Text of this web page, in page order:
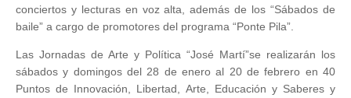
conciertos y lecturas en voz alta, además de los “Sábados de
baile” a cargo de promotores del programa “Ponte Pila”.
Las Jornadas de Arte y Política “José Martí”se realizarán los
sábados y domingos del 28 de enero al 20 de febrero en 40
Puntos de Innovación, Libertad, Arte, Educación y Saberes y